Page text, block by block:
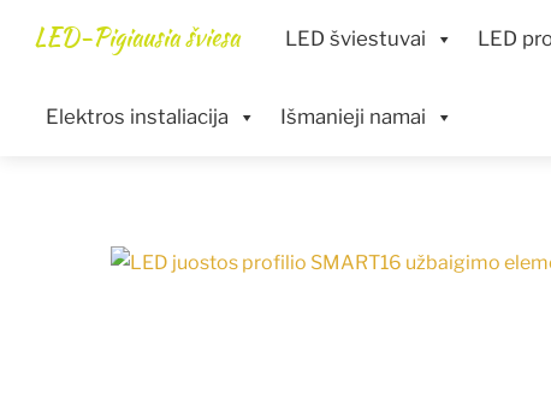
LED-Pigiausia šviesa LED šviestuvai LED
Elektros instaliacija Išmanieji namai